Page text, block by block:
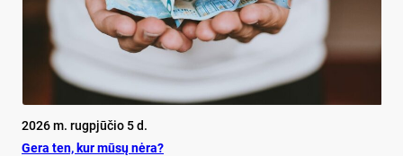
2026 m. rugpjūčio 5 d.
Ge­ra ten, kur mū­sų nė­ra?